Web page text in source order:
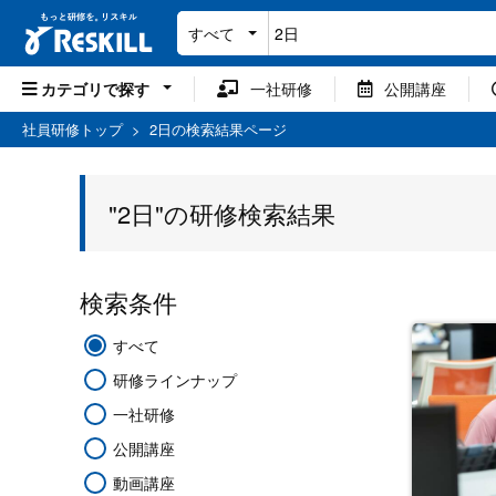
すべて
カテゴリで探す 一社研修 公開講座
社員研修トップ> 2日の検索結果ページ
"2日"の研修検索結果
検索条件
すべて
研修ラインナップ
一社研修
公開講座
動画講座